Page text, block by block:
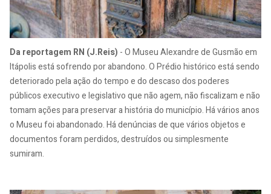
Da reportagem RN (J.Reis) - O Museu Alexandre de Gusmão em
Itápolis está sofrendo por abandono. O Prédio histórico está sendo
deteriorado pela ação do tempo e do descaso dos poderes
públicos executivo e legislativo que não agem, não fiscalizam e não
tomam ações para preservar a história do município. Há vários anos
o Museu foi abandonado. Há denúncias de que vários objetos e
documentos foram perdidos, destruídos ou simplesmente
sumiram.